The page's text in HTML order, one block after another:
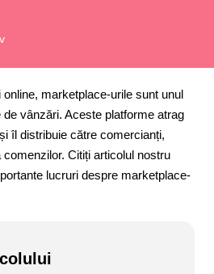
marketplace-urile sunt unul
vânzări. Aceste platforme atrag
îl distribuie către comercianți,
Citiți articolul nostru
lucruri despre marketplace-